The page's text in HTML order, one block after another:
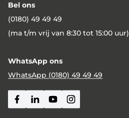
Bel ons
(0180) 49 49 49
(ma t/m vrij van 8:30 tot 15:00 uur)
WhatsApp ons
WhatsApp (0180) 49 49 49
Facebook
Linkedin
YoutubeInstagram